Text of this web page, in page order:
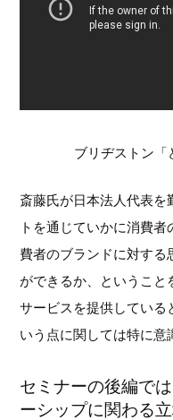
ブリヂストン「
斎藤氏が日本法人代表を
トを通じていかに消費
費者のブランドに対する
ができるか、ということ
サービスを提供している
いう点に関しては特に意
セミナーの後編で
ーシップに関わる